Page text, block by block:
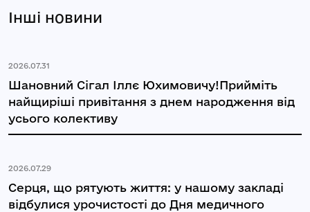
Інші новини
2026.07.31
Шановний Сігал Іллє Юхимовичу!Прийміть
найщиріші привітання з днем народження від
усього колективу
2026.07.29
Серця, що рятують життя: у нашому закладі
відбулися урочистості до Дня медичного